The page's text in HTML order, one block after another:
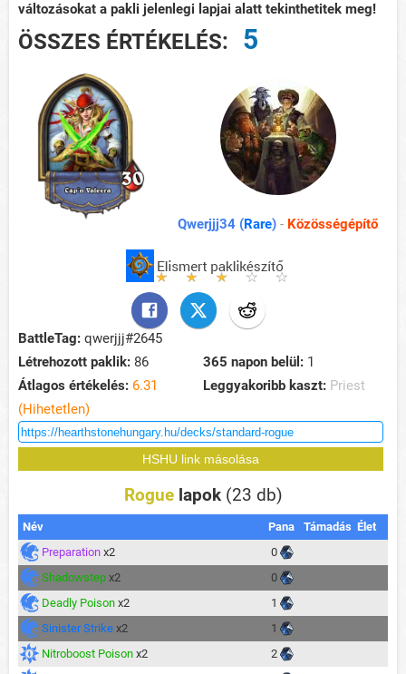
változásokat a pakli jelenlegi lapjai alatt tekinthetitek meg!
ÖSSZES ÉRTÉKELÉS: 5
Qwerjjj34 (Rare) - Közösségépítő
BattleTag: qwerjjj#2645
Létrehozott paklik: 86 365 napon belül: 1
Átlagos értékelés: 6.31
(Hihetetlen)
Leggyakoribb kaszt: Priest
Roguelapok (23 db)
Név Pana Támadás Élet
Preparation x2
0
Shadowstep x2
0
Deadly Poison x2
1
Sinister Strike x2
1
Nitroboost Poison x2
2